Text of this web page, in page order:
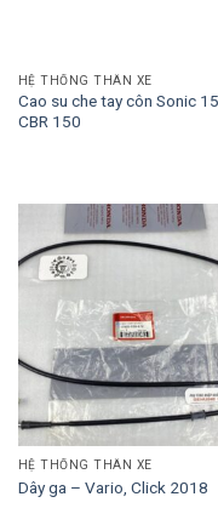
HỆ THỐNG THÂN XE
Cao su che tay côn Sonic
CBR 150
HỆ THỐNG THÂN XE
Dây ga – Vario, Click 2018